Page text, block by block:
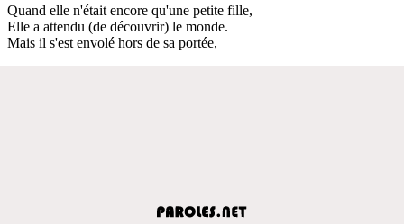
Quand elle n'était encore qu'une petite fille,
Elle a attendu (de découvrir) le monde.
Mais il s'est envolé hors de sa portée,